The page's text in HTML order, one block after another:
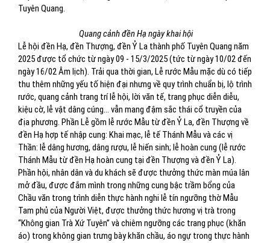
Tuyên Quang.
Quang cảnh đền Hạ ngày khai hội
Lễ hội đền Hạ, đền Thượng, đền Ỷ La thành phố Tuyên Quang năm
2025 được tổ chức từ ngày 09 - 15/3/2025 (tức từ ngày 10/02 đến
ngày 16/02 Âm lịch). Trải qua thời gian, Lễ rước Mẫu mặc dù có tiếp
thu thêm những yếu tố hiện đại nhưng về quy trình chuẩn bị, lộ trình
rước, quang cảnh trang trí lễ hội, lời văn tế, trang phục diễn diễu,
kiệu cờ, lễ vật dâng cúng... vẫn mang đậm sắc thái cổ truyền của
địa phương. Phần Lễ gồm lễ rước Mẫu từ đền Ỷ La, đền Thượng về
đền Hạ hợp tế nhập cung: Khai mạc, lễ tế Thánh Mẫu và các vị
Thần: lễ dâng hương, dâng rượu, lễ hiến sinh; lễ hoàn cung (lễ rước
Thánh Mẫu từ đền Hạ hoàn cung tại đền Thượng và đền Ỷ La).
Phần hội, nhân dân và du khách sẽ được thưởng thức màn múa lân
mở đầu, được đắm mình trong những cung bậc trầm bổng của
Chầu văn trong trình diễn thực hành nghi lễ tín ngưỡng thờ Mẫu
Tam phủ của Người Việt, được thưởng thức hương vị trà trong
“Không gian Trà Xứ Tuyên” và chiêm ngưỡng các trang phục (khăn
áo) trong không gian trưng bày khăn chầu, áo ngự trong thực hành